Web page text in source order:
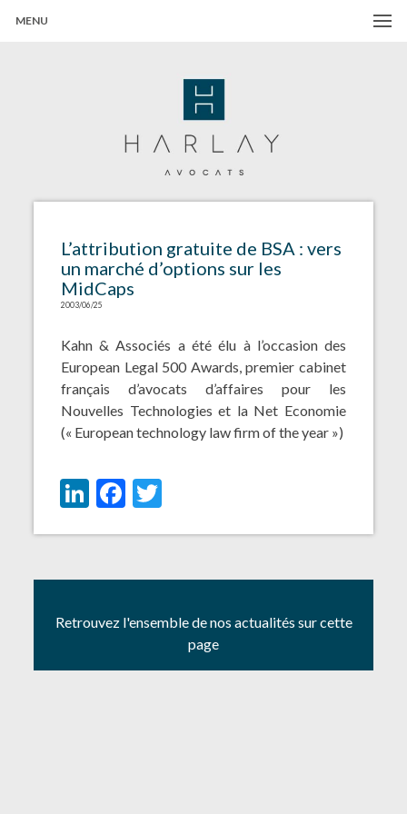
MENU
L’attribution gratuite de BSA : vers
un marché d’options sur les
MidCaps
2003/06/25
Kahn & Associés a été élu à l’occasion des
European Legal 500 Awards, premier cabinet
français d’avocats d’affaires pour les
Nouvelles Technologies et la Net Economie
(« European technology law firm of the year »)
LinkedIn
Facebook
Twitter
Retrouvez l'ensemble de nos actualités sur cette
page